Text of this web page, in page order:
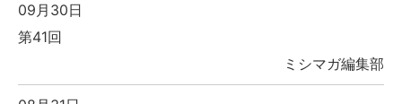
09月30日
第41回
ミシマガ編集部